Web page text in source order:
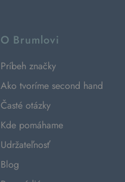
O Brumlovi
Príbeh značky
Ako tvoríme second hand
Časté otázky
Kde pomáhame
Udržateľnosť
Blog